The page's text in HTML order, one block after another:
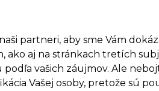
partneri, aby sme Vám
ako aj na stránkach tretích
vašich záujmov. Ale
Vašej osoby, pretože sú